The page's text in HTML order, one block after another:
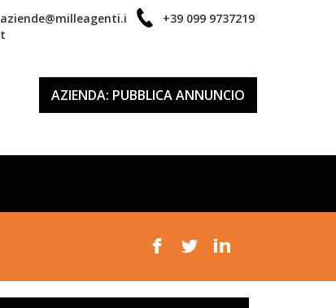
+39 099 9737219
aziende@milleagenti.i
t
AZIENDA: PUBBLICA ANNUNCIO